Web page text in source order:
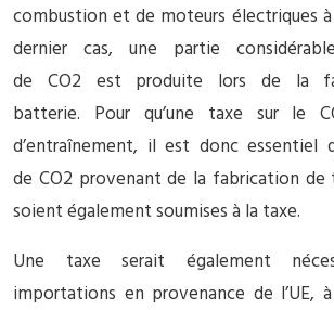
combustion et de moteurs électriques
dernier cas, une partie
de CO2 est produite lors de la
batterie. Pour qu’une taxe sur le
d’entraînement, il est donc essentiel
de CO2 provenant de la fabrication de
soient également soumises à la taxe.
Une taxe serait également
importations en provenance de l’UE,